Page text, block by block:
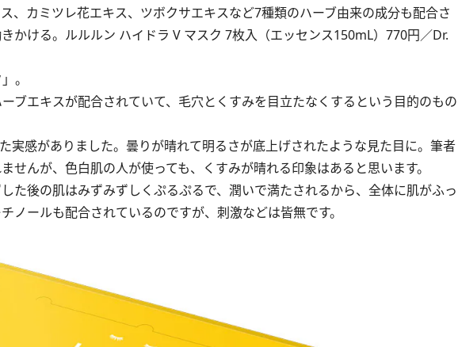
、カミツレ花エキス、ツボクサエキスなど7種類のハーブ由来の成分も配合さ
かける。ルルルン ハイドラ V マスク 7枚入（エッセンス150mL）770円／Dr.
。
ブエキスが配合されていて、毛穴とくすみを目立たなくするという目的のもの
感がありました。曇りが晴れて明るさが底上げされたような見た目に。筆者
んが、色白肌の人が使っても、くすみが晴れる印象はあると思います。
た後の肌はみずみずしくぷるぷるで、潤いで満たされるから、全体に肌がふっ
ノールも配合されているのですが、刺激などは皆無です。